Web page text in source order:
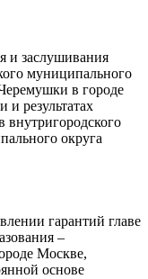
и заслушивания
муниципального
в городе
и результатах
внутригородского
округа
гарантий главе
–
Москве,
основе